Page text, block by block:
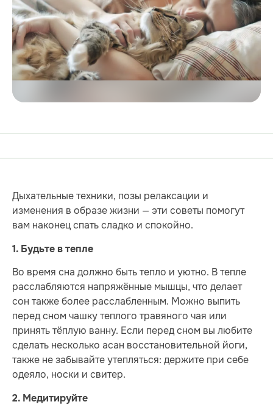
Дыхательные техники, позы релаксации и
изменения в образе жизни — эти советы помогут
вам наконец спать сладко и спокойно.
1. Будьте в тепле
Во время сна должно быть тепло и уютно. В тепле
расслабляются напряжённые мышцы, что делает
сон также более расслабленным. Можно выпить
перед сном чашку теплого травяного чая или
принять тёплую ванну. Если перед сном вы любите
сделать несколько асан восстановительной йоги,
также не забывайте утепляться: держите при себе
одеяло, носки и свитер.
2. Медитируйте